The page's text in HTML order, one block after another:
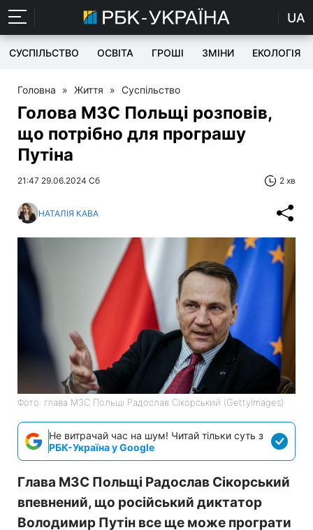
UA
СУСПІЛЬСТВО ОСВІТА ГРОШІ ЗМІНИ ЕКОЛОГІЯ
Головна » Життя » Суспільство
Голова МЗС Польщі розповів,
що потрібно для програшу
Путіна
21:47 29.06.2024 Сб 2 хв
НАТАЛІЯ КАВА
Фото: глава МЗС Польщі Радослав Сікорський (GettyImagеs)
Не витрачай час на шум! Читай тільки суть з
РБК-Україна у Google
Глава МЗС Польщі Радослав Сікорський
впевнений, що російський диктатор
Володимир Путін все ще може програти